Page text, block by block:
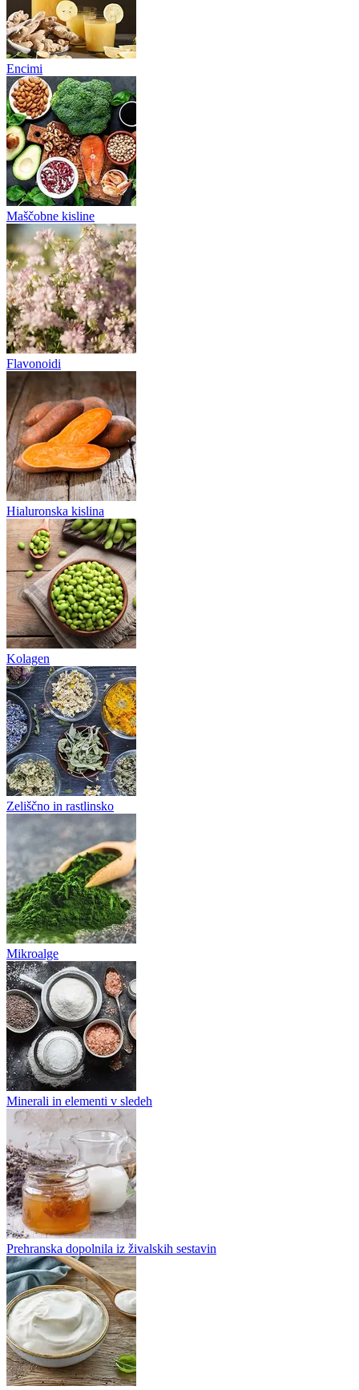
Encimi
Maščobne kisline
Flavonoidi
Hialuronska kislina
Kolagen
Zeliščno in rastlinsko
Mikroalge
Minerali in elementi v sledeh
Prehranska dopolnila iz živalskih sestavin